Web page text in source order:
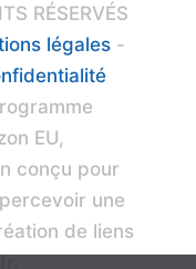
RÉSERVÉS
légales -
EU,
conçu pour
une
de liens